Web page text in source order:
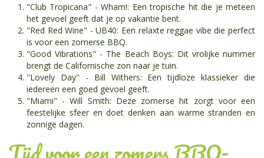
"Club Tropicana" - Wham!: Een tropische hit die je meteen
het gevoel geeft dat je op vakantie bent.
"Red Red Wine" - UB40: Een relaxte reggae vibe die perfect
is voor een zomerse BBQ.
"Good Vibrations" - The Beach Boys: Dit vrolijke nummer
brengt de Californische zon naar je tuin.
"Lovely Day" - Bill Withers: Een tijdloze klassieker die
iedereen een goed gevoel geeft.
"Miami" - Will Smith: Deze zomerse hit zorgt voor een
feestelijke sfeer en doet denken aan warme stranden en
zonnige dagen.